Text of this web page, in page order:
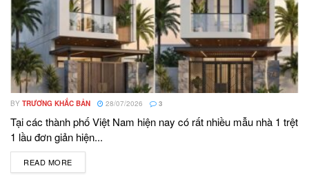
BY TRƯƠNG KHẮC BẢN 28/07/2026 3
Tại các thành phố Việt Nam hiện nay có rất nhiều mẫu nhà 1 trệt
1 lầu đơn giản hiện...
READ MORE